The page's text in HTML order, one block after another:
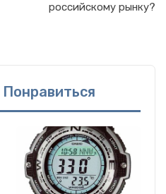
российскому рынку?